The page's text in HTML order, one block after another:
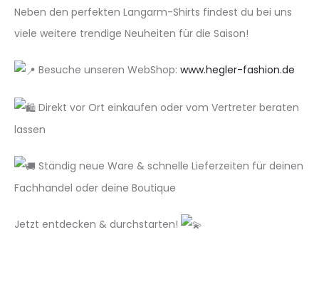
Neben den perfekten Langarm-Shirts findest du bei uns
viele weitere trendige Neuheiten für die Saison!
Besuche unseren WebShop: www.hegler-fashion.de
Direkt vor Ort einkaufen oder vom Vertreter beraten
lassen
Ständig neue Ware & schnelle Lieferzeiten für deinen
Fachhandel oder deine Boutique
Jetzt entdecken & durchstarten!